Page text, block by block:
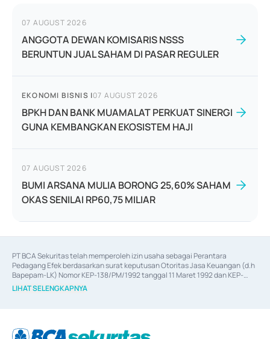
07 AUGUST 2026
ANGGOTA DEWAN KOMISARIS NSSS
BERUNTUN JUAL SAHAM DI PASAR REGULER
EKONOMI BISNIS |07 AUGUST 2026
BPKH DAN BANK MUAMALAT PERKUAT SINERGI
GUNA KEMBANGKAN EKOSISTEM HAJI
07 AUGUST 2026
BUMI ARSANA MULIA BORONG 25,60% SAHAM
OKAS SENILAI RP60,75 MILIAR
PT BCA Sekuritas telah memperoleh izin usaha sebagai Perantara
Pedagang Efek berdasarkan surat keputusan Otoritas Jasa Keuangan (d.h
Bapepam-LK) Nomor KEP-138/PM/1992 tanggal 11 Maret 1992 dan KEP-
06/D.04/2014 tanggal 28 Februari 2014, izin usaha sebagai Penjamin Emisi
Efek berdasarkan surat keputusan Otoritas Jasa Keuangan Nomor KEP-
berdasarkan surat keputusan Otoritas Jasa Keuangan Nomor S-
LIHAT SELENGKAPNYA